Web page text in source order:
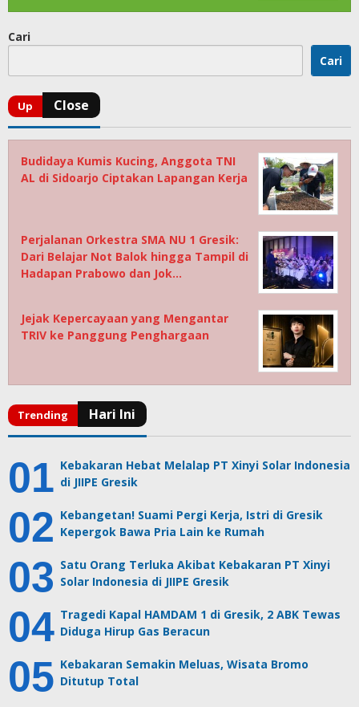
Cari
Cari
Budidaya Kumis Kucing, Anggota TNI
AL di Sidoarjo Ciptakan Lapangan Kerja
Perjalanan Orkestra SMA NU 1 Gresik:
Dari Belajar Not Balok hingga Tampil di
Hadapan Prabowo dan Jok…
Jejak Kepercayaan yang Mengantar
TRIV ke Panggung Penghargaan
Kebakaran Hebat Melalap PT Xinyi Solar Indonesia
di JIIPE Gresik
Kebangetan! Suami Pergi Kerja, Istri di Gresik
Kepergok Bawa Pria Lain ke Rumah
Satu Orang Terluka Akibat Kebakaran PT Xinyi
Solar Indonesia di JIIPE Gresik
Tragedi Kapal HAMDAM 1 di Gresik, 2 ABK Tewas
Diduga Hirup Gas Beracun
Kebakaran Semakin Meluas, Wisata Bromo
Ditutup Total